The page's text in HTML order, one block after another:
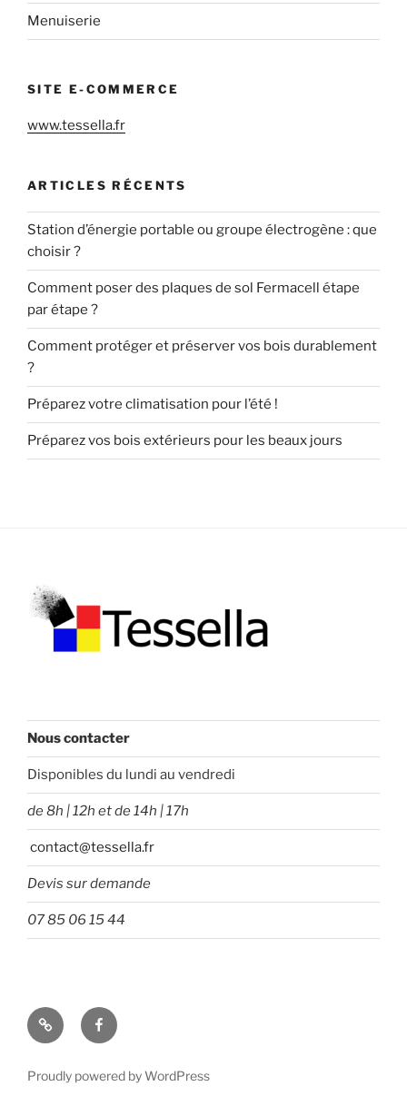
Menuiserie
SITE E-COMMERCE
www.tessella.fr
ARTICLES RÉCENTS
Station d’énergie portable ou groupe électrogène : que
choisir ?
Comment poser des plaques de sol Fermacell étape
par étape ?
Comment protéger et préserver vos bois durablement
?
Préparez votre climatisation pour l’été !
Préparez vos bois extérieurs pour les beaux jours
Nous contacter
Disponibles du lundi au vendredi
de 8h | 12h et de 14h | 17h
contact@tessella.fr
Devis sur demande
07 85 06 15 44
Tessella Facebook
Proudly powered by WordPress